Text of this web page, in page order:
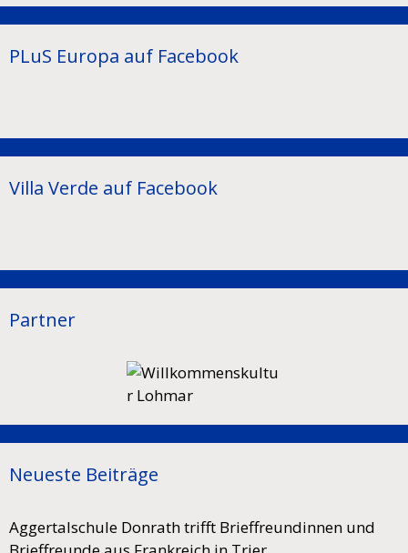
PLuS Europa auf Facebook
Villa Verde auf Facebook
Partner
Neueste Beiträge
Aggertalschule Donrath trifft Brieffreundinnen und